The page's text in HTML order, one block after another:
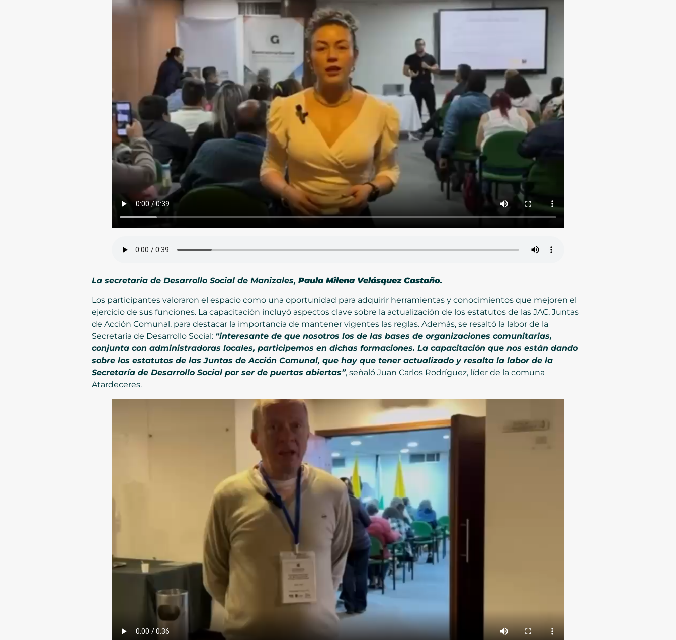
La secretaria de Desarrollo Social de Manizales, Paula Milena Velásquez Castaño.
Los participantes valoraron el espacio como una oportunidad para adquirir herramientas y conocimientos que mejoren el
ejercicio de sus funciones. La capacitación incluyó aspectos clave sobre la actualización de los estatutos de las JAC, Juntas
de Acción Comunal, para destacar la importancia de mantener vigentes las reglas. Además, se resaltó la labor de la
Secretaría de Desarrollo Social: “interesante de que nosotros los de las bases de organizaciones comunitarias,
conjunta con administradoras locales, participemos en dichas formaciones. La capacitación que nos están dando
sobre los estatutos de las Juntas de Acción Comunal, que hay que tener actualizado y resalta la labor de la
Secretaría de Desarrollo Social por ser de puertas abiertas”, señaló Juan Carlos Rodríguez, líder de la comuna
Atardeceres.